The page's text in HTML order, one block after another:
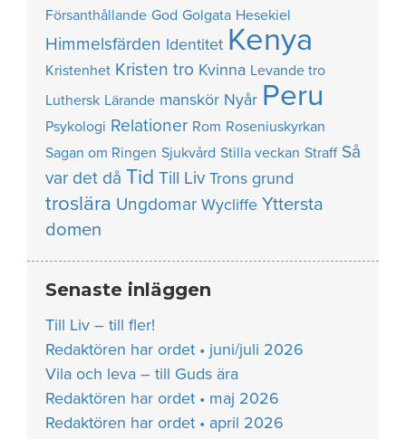
Försanthållande God Golgata Hesekiel
Himmelsfärden Identitet Kenya
Kristenhet Kristen tro Kvinna Levande tro
Luthersk Lärande manskör Nyår Peru
Psykologi Relationer Rom Roseniuskyrkan
Sagan om Ringen Sjukvård Stilla veckan Straff Så
var det då Tid Till Liv Trons grund
troslära Ungdomar Wycliffe Yttersta
domen
Senaste inläggen
Till Liv – till fler!
Redaktören har ordet • juni/juli 2026
Vila och leva – till Guds ära
Redaktören har ordet • maj 2026
Redaktören har ordet • april 2026